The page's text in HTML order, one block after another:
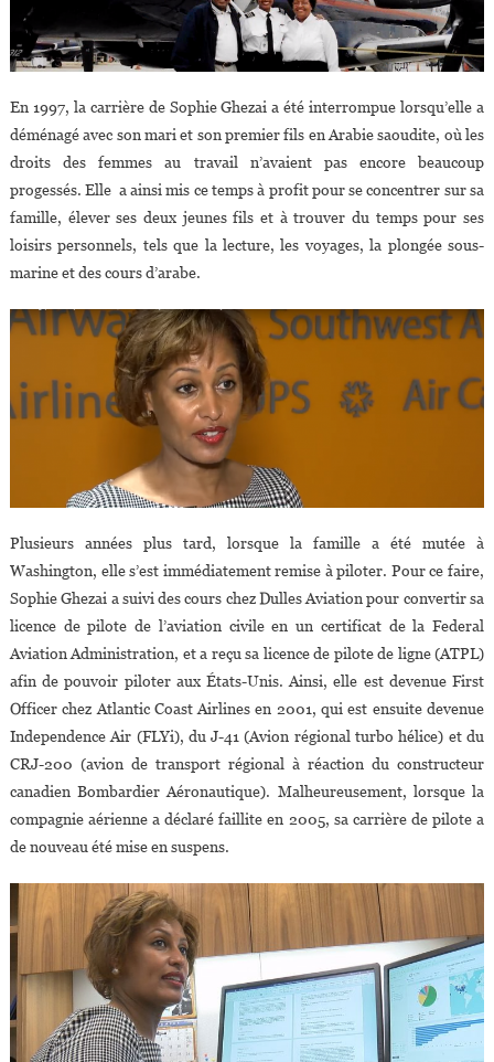
En 1997, la carrière de Sophie Ghezai a été interrompue lorsqu’elle a
déménagé avec son mari et son premier fils en Arabie saoudite, où les
droits des femmes au travail n’avaient pas encore beaucoup
progessés. Elle a ainsi mis ce temps à profit pour se concentrer sur sa
famille, élever ses deux jeunes fils et à trouver du temps pour ses
loisirs personnels, tels que la lecture, les voyages, la plongée sous-
marine et des cours d’arabe.
Plusieurs années plus tard, lorsque la famille a été mutée à
Washington, elle s’est immédiatement remise à piloter. Pour ce faire,
Sophie Ghezai a suivi des cours chez Dulles Aviation pour convertir sa
licence de pilote de l’aviation civile en un certificat de la Federal
Aviation Administration, et a reçu sa licence de pilote de ligne (ATPL)
afin de pouvoir piloter aux États-Unis. Ainsi, elle est devenue First
Officer chez Atlantic Coast Airlines en 2001, qui est ensuite devenue
Independence Air (FLYi), du J-41 (Avion régional turbo hélice) et du
CRJ-200 (avion de transport régional à réaction du constructeur
canadien Bombardier Aéronautique). Malheureusement, lorsque la
compagnie aérienne a déclaré faillite en 2005, sa carrière de pilote a
de nouveau été mise en suspens.